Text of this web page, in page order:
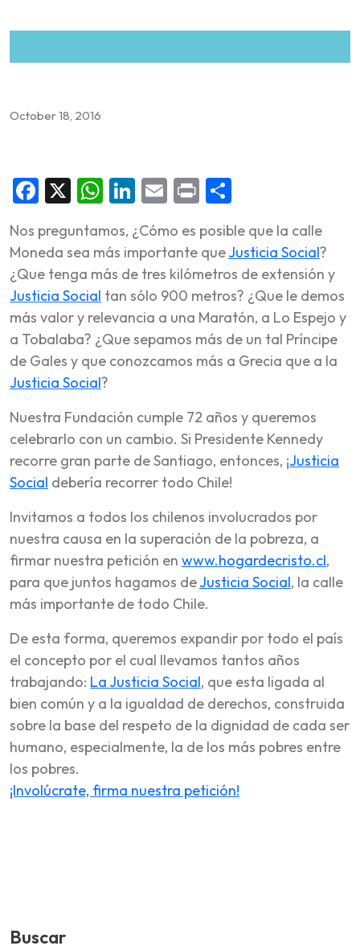
October 18, 2016
Facebook
X WhatsApp
LinkedIn
Email
Print
Nos preguntamos, ¿Cómo es posible que la calle
Moneda sea más importante queJusticia Social?
¿Que tenga más de tres kilómetros de extensión y
Justicia Social tan sólo 900 metros? ¿Que le demos
más valor y relevancia a una Maratón, a Lo Espejo y
a Tobalaba? ¿Que sepamos más de un tal Príncipe
de Gales y que conozcamos más a Grecia que a la
Justicia Social?
Nuestra Fundación cumple 72 años y queremos
celebrarlo con un cambio. Si Presidente Kennedy
recorre gran parte de Santiago, entonces, ¡Justicia
Social debería recorrer todo Chile!
Invitamos a todos los chilenos involucrados por
nuestra causa en la superación de la pobreza, a
firmar nuestra petición en www.hogardecristo.cl,
para que juntos hagamos deJusticia Social, la calle
más importante de todo Chile.
De esta forma, queremos expandir por todo el país
el concepto por el cual llevamos tantos años
trabajando: La Justicia Social, que esta ligada al
bien común y a la igualdad de derechos, construida
sobre la base del respeto de la dignidad de cada ser
humano, especialmente, la de los más pobres entre
los pobres.
¡Involúcrate, firma nuestra petición!
Buscar